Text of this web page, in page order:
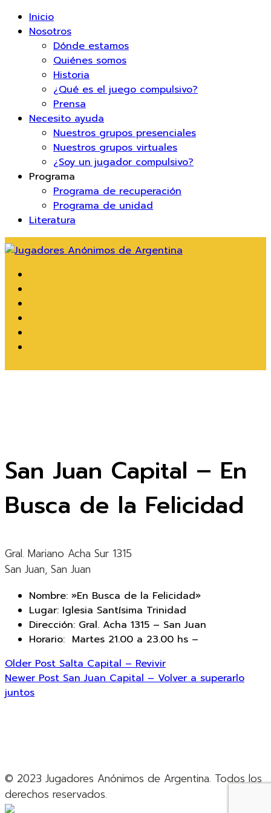
Inicio
Nosotros
Dónde estamos
Quiénes somos
Historia
¿Qué es el juego compulsivo?
Prensa
Necesito ayuda
Nuestros grupos presenciales
Nuestros grupos virtuales
¿Soy un jugador compulsivo?
Programa
Programa de recuperación
Programa de unidad
Literatura
San Juan Capital – En
Busca de la Felicidad
Gral. Mariano Acha Sur 1315
San Juan, San Juan
Nombre: »En Busca de la Felicidad»
Lugar: Iglesia Santísima Trinidad
Dirección: Gral. Acha 1315 – San Juan
Horario: Martes 21.00 a 23.00 hs –
Older Post Salta Capital – Revivir
Newer Post San Juan Capital – Volver a superarlo
juntos
© 2023 Jugadores Anónimos de Argentina. Todos los
derechos reservados.